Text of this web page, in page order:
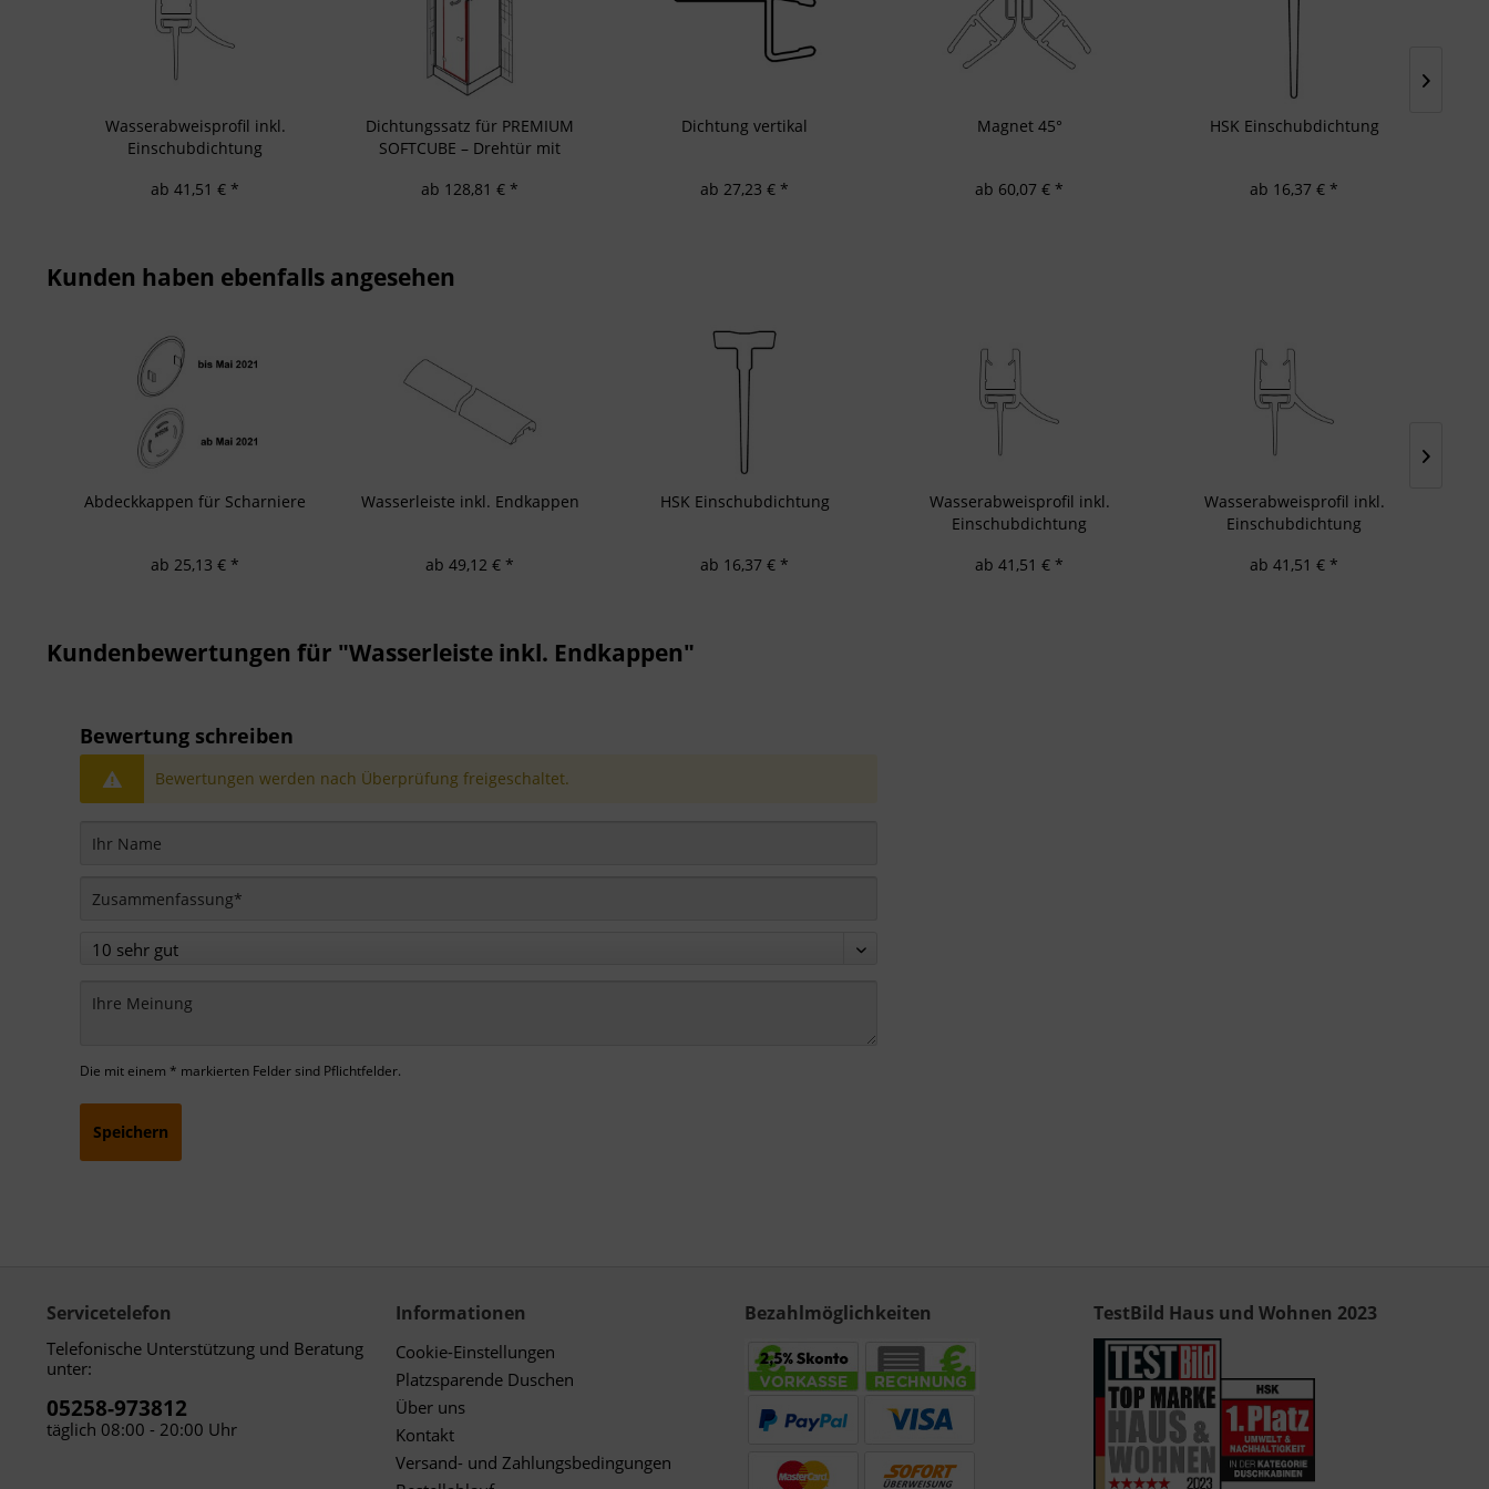
Wasserabweisprofil inkl.
Einschubdichtung
ab 41,51 € *
Dichtungssatz für PREMIUM
SOFTCUBE – Drehtür mit
ab 128,81 € *
Dichtung vertikal
ab 27,23 € *
Magnet 45°
ab 60,07 € *
HSK Einschubdichtung
ab 16,37 € *
Kunden haben ebenfalls angesehen
Abdeckkappen für Scharniere
ab 25,13 € *
Wasserleiste inkl. Endkappen
ab 49,12 € *
HSK Einschubdichtung
ab 16,37 € *
Wasserabweisprofil inkl.
Einschubdichtung
ab 41,51 € *
Wasserabweisprofil inkl.
Einschubdichtung
ab 41,51 € *
Kundenbewertungen für "Wasserleiste inkl. Endkappen"
Bewertung schreiben
Bewertungen werden nach Überprüfung freigeschaltet.
Die mit einem * markierten Felder sind Pflichtfelder.
Speichern
Servicetelefon
Telefonische Unterstützung und Beratung
unter:
05258-973812
täglich 08:00 - 20:00 Uhr
Informationen
Cookie-Einstellungen
Platzsparende Duschen
Über uns
Kontakt
Versand- und Zahlungsbedingungen
Bezahlmöglichkeiten TestBild Haus und Wohnen 2023
Entwicklung und Verbesserung der Angebote
Verwendung reduzierter Daten zur Auswahl von Inhalten
Besondere Features:
Verwendung genauer Standortdaten
Endgeräteeigenschaften zur Identifikation aktiv abfragen